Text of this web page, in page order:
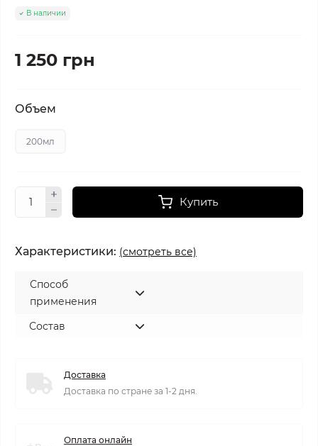
В наличии
1 250 грн
Объем
200мл
Купить
Характеристики: (смотреть все)
Способ
применения
Состав
Доставка
Доставка по стране за 1-2 дня.
Оплата онлайн